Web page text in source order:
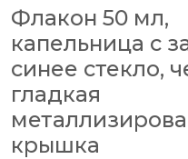
Флакон 50 мл,
капельница с
синее стекло,
гладкая
крышка